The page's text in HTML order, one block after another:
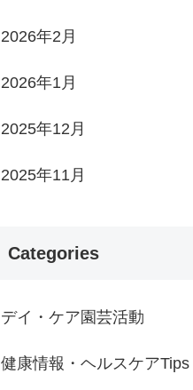
2026年2月
2026年1月
2025年12月
2025年11月
Categories
デイ・ケア園芸活動
健康情報・ヘルスケアTips